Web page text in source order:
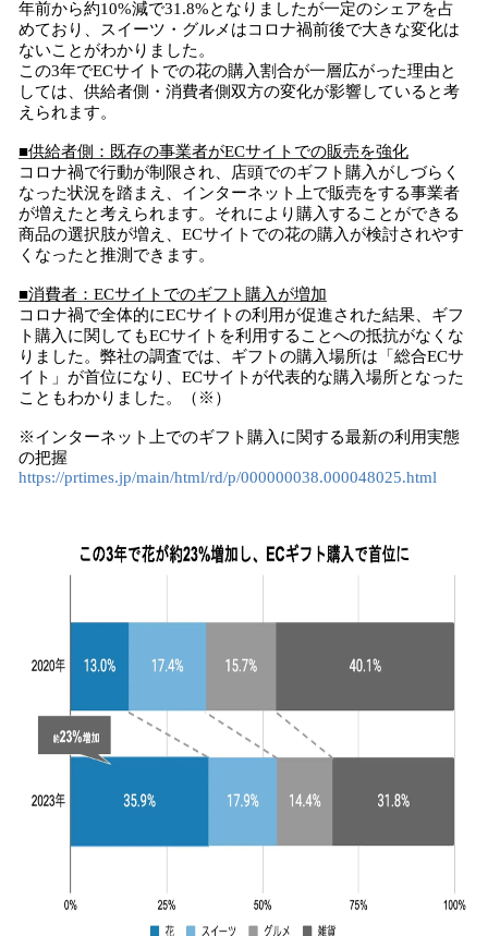
年前から約10%減で31.8%となりましたが一定のシェアを占
めており、スイーツ・グルメはコロナ禍前後で大きな変化は
ないことがわかりました。
この3年でECサイトでの花の購入割合が一層広がった理由と
しては、供給者側・消費者側双方の変化が影響していると考
えられます。
■供給者側：既存の事業者がECサイトでの販売を強化
コロナ禍で行動が制限され、店頭でのギフト購入がしづらく
なった状況を踏まえ、インターネット上で販売をする事業者
が増えたと考えられます。それにより購入することができる
商品の選択肢が増え、ECサイトでの花の購入が検討されやす
くなったと推測できます。
■消費者：ECサイトでのギフト購入が増加
コロナ禍で全体的にECサイトの利用が促進された結果、ギフ
ト購入に関してもECサイトを利用することへの抵抗がなくな
りました。弊社の調査では、ギフトの購入場所は「総合ECサ
イト」が首位になり、ECサイトが代表的な購入場所となった
こともわかりました。（※）
※インターネット上でのギフト購入に関する最新の利用実態
の把握
https://prtimes.jp/main/html/rd/p/000000038.000048025.html